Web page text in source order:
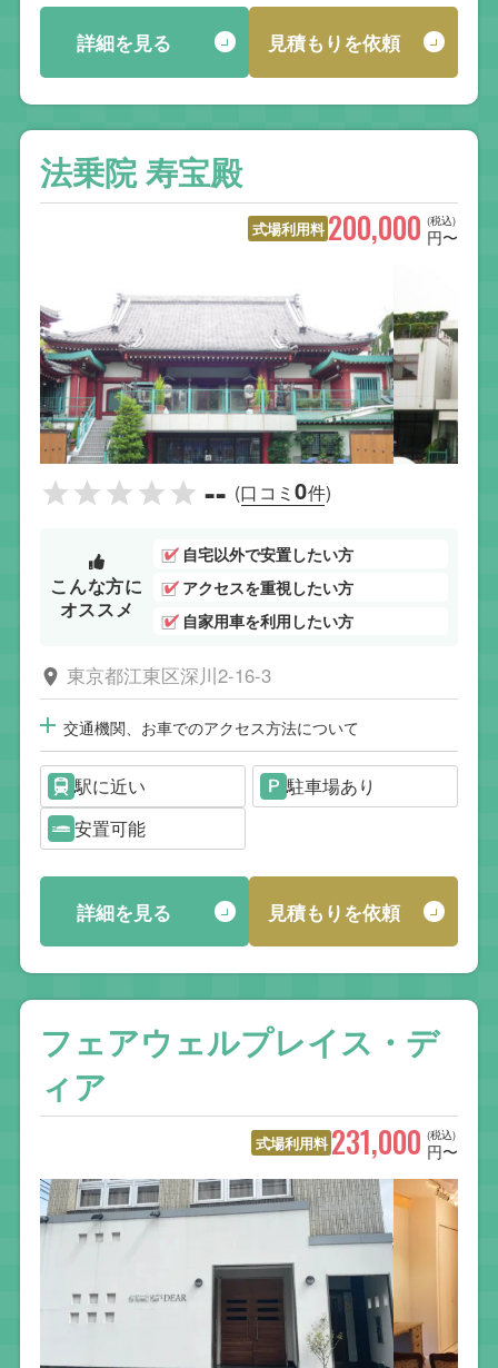
詳細を見る 見積もりを依頼
法乗院 寿宝殿
式場利用料 (税込)
200,000 円〜
-- (口コミ0件)
こんな方に
オススメ
自宅以外で安置したい方
アクセスを重視したい方
自家用車を利用したい方
東京都江東区深川2-16-3
交通機関、お車でのアクセス方法について
駅に近い
駐車場あり
安置可能
詳細を見る 見積もりを依頼
フェアウェルプレイス・デ
ィア
式場利用料 (税込)
231,000 円〜